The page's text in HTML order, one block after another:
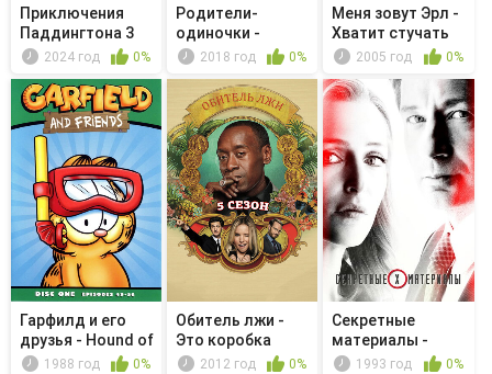
Приключения
Паддингтона 3
2024 год 0%
Родители-
одиночки -
Ketchup
2018 год 0%
Меня зовут Эрл -
Хватит стучать
2005 год 0%
Гарфилд и его
друзья - Hound of
the A...1988 год 0%
Обитель лжи -
Это коробка
внутри коро...
2012 год 0%
Секретные
материалы -
Одри Поли
1993 год 0%